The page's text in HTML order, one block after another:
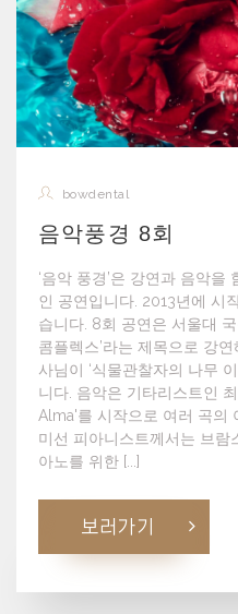
bowdental
음악풍경 8회
‘음악 풍경’은 강연과 음악
인 공연입니다. 2013년에 시
습니다. 8회 공연은 서울대
콤플렉스’라는 제목으로 강
사님이 ‘식물관찰자의 나무
니다. 음악은 기타리스트인
Alma'를 시작으로 여러 곡의
미선 피아니스트께서는 브람
아노를 위한 [...]
보러가기